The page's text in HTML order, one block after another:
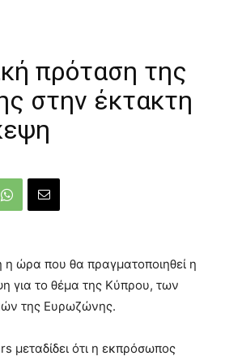
πρόταση της
στην έκτακτη
η ώρα που θα πραγματοποιηθεί η
για το θέμα της Κύπρου, των
της Ευρωζώνης.
μεταδίδει ότι η εκπρόσωπος